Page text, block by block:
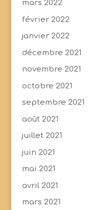
mars 2022
février 2022
janvier 2022
décembre 2021
novembre 2021
octobre 2021
septembre 2021
août 2021
juillet 2021
juin 2021
mai 2021
avril 2021
mars 2021